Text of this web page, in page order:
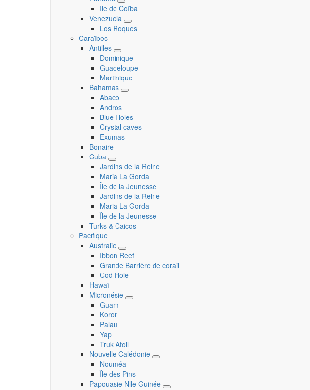
Toggle
Ile de Coïba
Venezuela
Toggle
Los Roques
Caraïbes
Antilles
Toggle
submenu
Dominique
Guadeloupe
Martinique
Bahamas
Abaco
Andros
Blue Holes
Crystal caves
Exumas
Bonaire
Cuba
Toggle
submenu
Jardins de la Reine
Maria La Gorda
Île de la Jeunesse
Jardins de la Reine
Maria La Gorda
Île de la Jeunesse
Turks & Caicos
Pacifique
Australie
Toggle
submenu
Ibbon Reef
Grande Barrière de corail
Cod Hole
Hawaï
Micronésie
Guam
Koror
Palau
Yap
Truk Atoll
Nouvelle Calédonie
Nouméa
Île des Pins
Papouasie Nlle Guinée